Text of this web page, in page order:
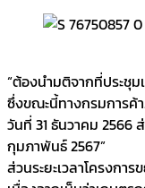
“ต้องนำมติจากที่ประชุ
ซึ่งขณะนี้ทางกรมการค้
วันที่ 31 ธันวาคม 2566
กุมภาพันธ์ 2567”
ส่วนระยะเวลาโครงกา